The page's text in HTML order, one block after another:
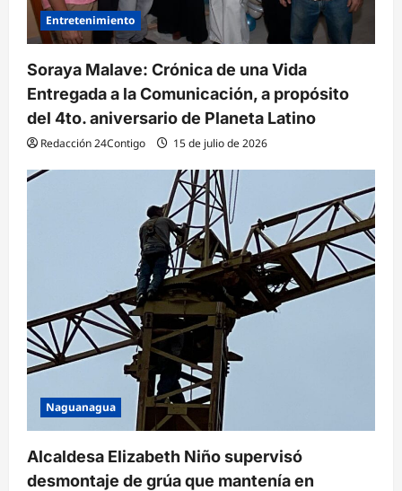
Entretenimiento
Soraya Malave: Crónica de una Vida
Entregada a la Comunicación, a propósito
del 4to. aniversario de Planeta Latino
Redacción 24Contigo 15 de julio de 2026
Naguanagua
Alcaldesa Elizabeth Niño supervisó
desmontaje de grúa que mantenía en